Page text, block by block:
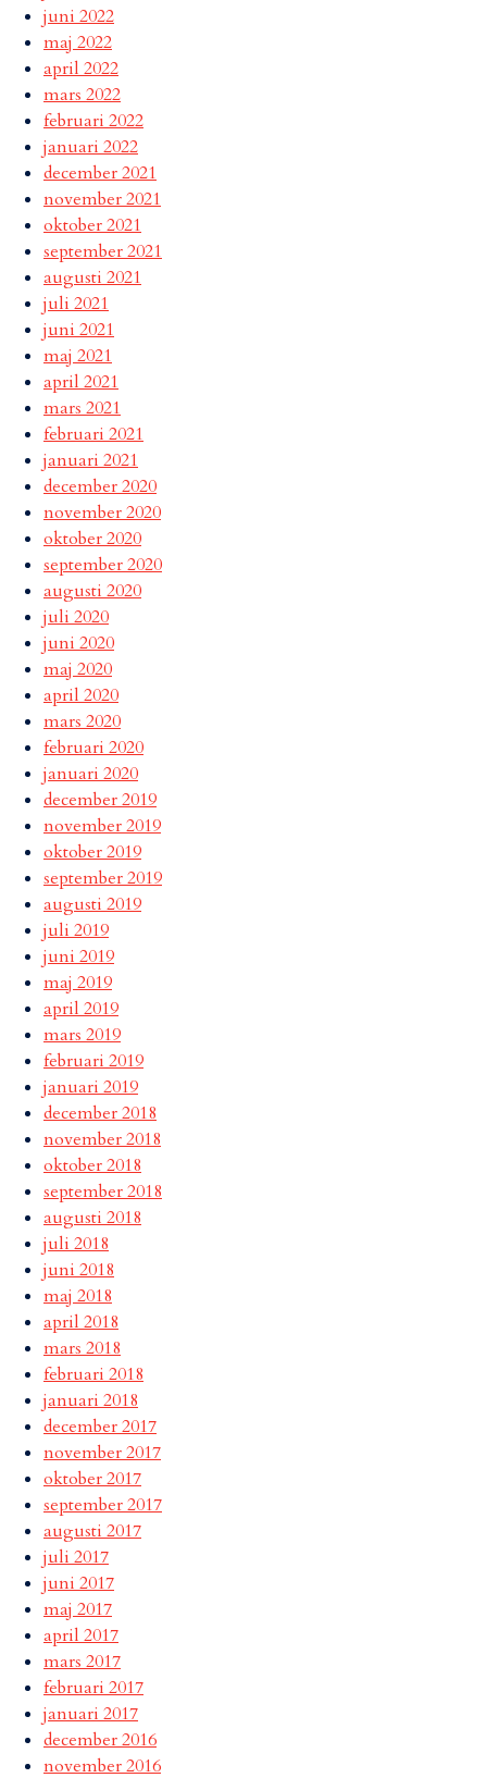
juni 2022
maj 2022
april 2022
mars 2022
februari 2022
januari 2022
december 2021
november 2021
oktober 2021
september 2021
augusti 2021
juli 2021
juni 2021
maj 2021
april 2021
mars 2021
februari 2021
januari 2021
december 2020
november 2020
oktober 2020
september 2020
augusti 2020
juli 2020
juni 2020
maj 2020
april 2020
mars 2020
februari 2020
januari 2020
december 2019
november 2019
oktober 2019
september 2019
augusti 2019
juli 2019
juni 2019
maj 2019
april 2019
mars 2019
februari 2019
januari 2019
december 2018
november 2018
oktober 2018
september 2018
augusti 2018
juli 2018
juni 2018
maj 2018
april 2018
mars 2018
februari 2018
januari 2018
december 2017
november 2017
oktober 2017
september 2017
augusti 2017
juli 2017
juni 2017
maj 2017
april 2017
mars 2017
februari 2017
januari 2017
december 2016
november 2016